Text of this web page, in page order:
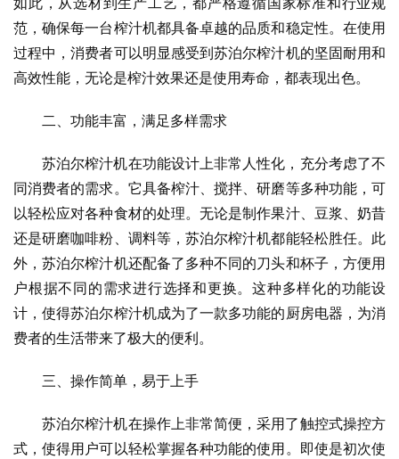
范，确保每一台榨汁机都具备卓越的品质和稳定性。在使用
过程中，消费者可以明显感受到苏泊尔榨汁机的坚固耐用和
高效性能，无论是榨汁效果还是使用寿命，都表现出色。
二、功能丰富，满足多样需求
苏泊尔榨汁机在功能设计上非常人性化，充分考虑了不
同消费者的需求。它具备榨汁、搅拌、研磨等多种功能，可
以轻松应对各种食材的处理。无论是制作果汁、豆浆、奶昔
还是研磨咖啡粉、调料等，苏泊尔榨汁机都能轻松胜任。此
外，苏泊尔榨汁机还配备了多种不同的刀头和杯子，方便用
户根据不同的需求进行选择和更换。这种多样化的功能设
计，使得苏泊尔榨汁机成为了一款多功能的厨房电器，为消
费者的生活带来了极大的便利。
三、操作简单，易于上手
苏泊尔榨汁机在操作上非常简便，采用了触控式操控方
式，使得用户可以轻松掌握各种功能的使用。即使是初次使